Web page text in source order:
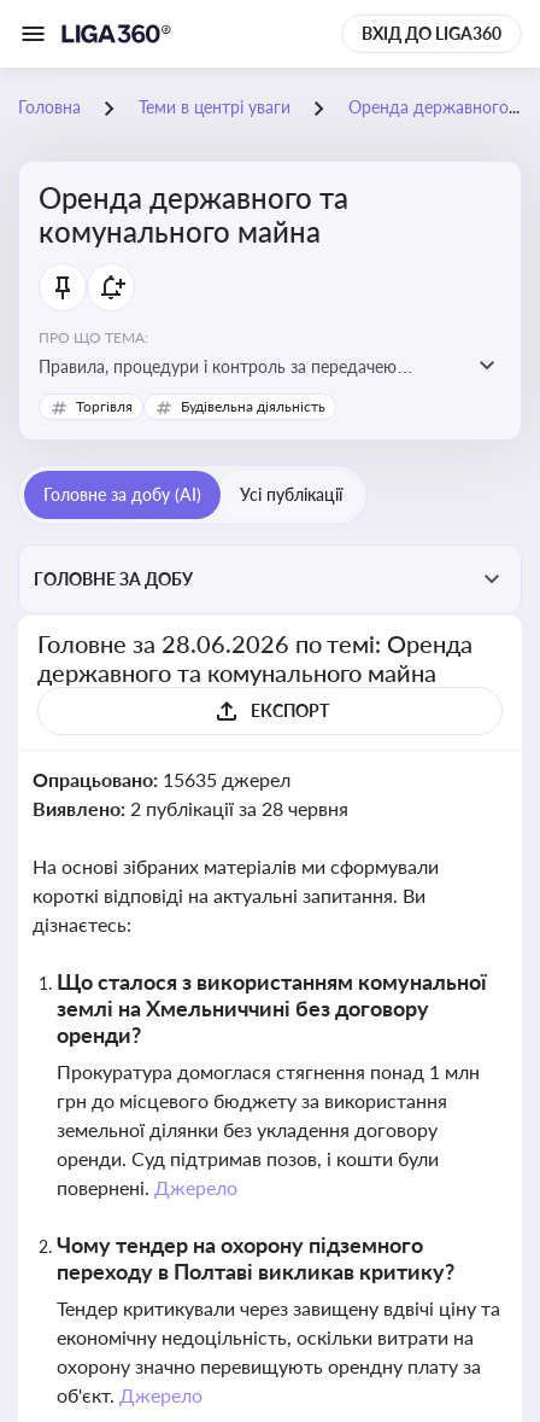
ВХІД ДО LIGA360
Головна Теми в центрі уваги Оренда державного та комунального майна
Оренда державного та
комунального майна
ПРО ЩО ТЕМА:
Правила, процедури і контроль за передачею
державного та комунального майна в оренду. Кейси
використання публічного майна
Торгівля Будівельна діяльність
Головне за добу (AI) Усі публікації
ГОЛОВНЕ ЗА ДОБУ
Головне за 28.06.2026 по темі: Оренда
державного та комунального майна
ЕКСПОРТ
Опрацьовано: 15635 джерел
Виявлено: 2 публікації за 28 червня
На основі зібраних матеріалів ми сформували
короткі відповіді на актуальні запитання. Ви
дізнаєтесь:
Що сталося з використанням комунальної
землі на Хмельниччині без договору
оренди?
Прокуратура домоглася стягнення понад 1 млн
грн до місцевого бюджету за використання
земельної ділянки без укладення договору
оренди. Суд підтримав позов, і кошти були
повернені. Джерело
Чому тендер на охорону підземного
переходу в Полтаві викликав критику?
Тендер критикували через завищену вдвічі ціну та
економічну недоцільність, оскільки витрати на
охорону значно перевищують орендну плату за
об'єкт. Джерело